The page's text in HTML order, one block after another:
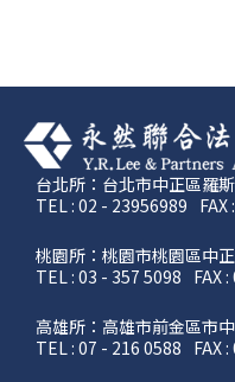
台北所：台北市中正區羅
TEL : 02 - 23956989
桃園所：桃園市桃園區中
TEL : 03 - 357 5098 FAX
高雄所：高雄市前金區市
TEL : 07 - 216 0588 FAX